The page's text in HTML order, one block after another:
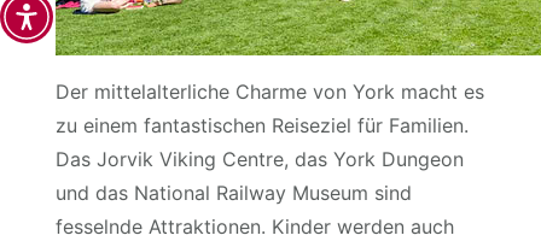
Der mittelalterliche Charme von York macht es
zu einem fantastischen Reiseziel für Familien.
Das Jorvik Viking Centre, das York Dungeon
und das National Railway Museum sind
fesselnde Attraktionen. Kinder werden auch